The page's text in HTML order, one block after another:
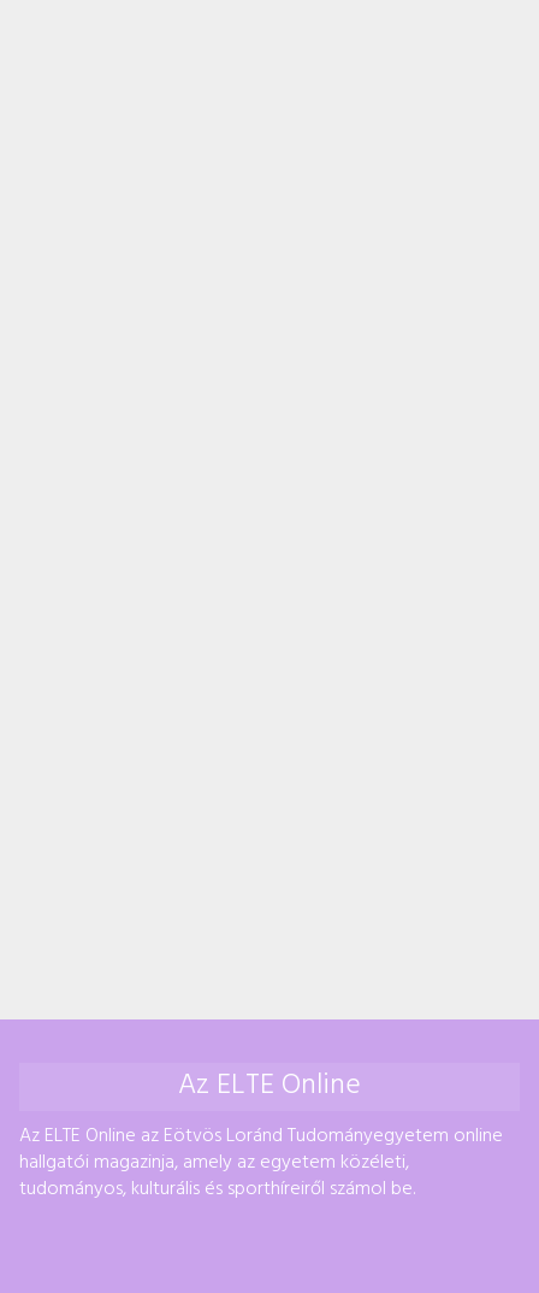
Az ELTE Online
Az ELTE Online az Eötvös Loránd Tudományegyetem online
hallgatói magazinja, amely az egyetem közéleti,
tudományos, kulturális és sporthíreiről számol be.